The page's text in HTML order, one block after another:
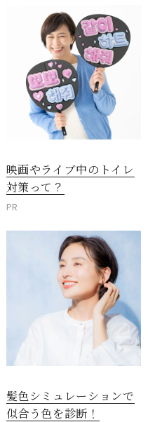
映画やライブ中のトイレ
対策って？
PR
髪色シミュレーションで
似合う色を診断！